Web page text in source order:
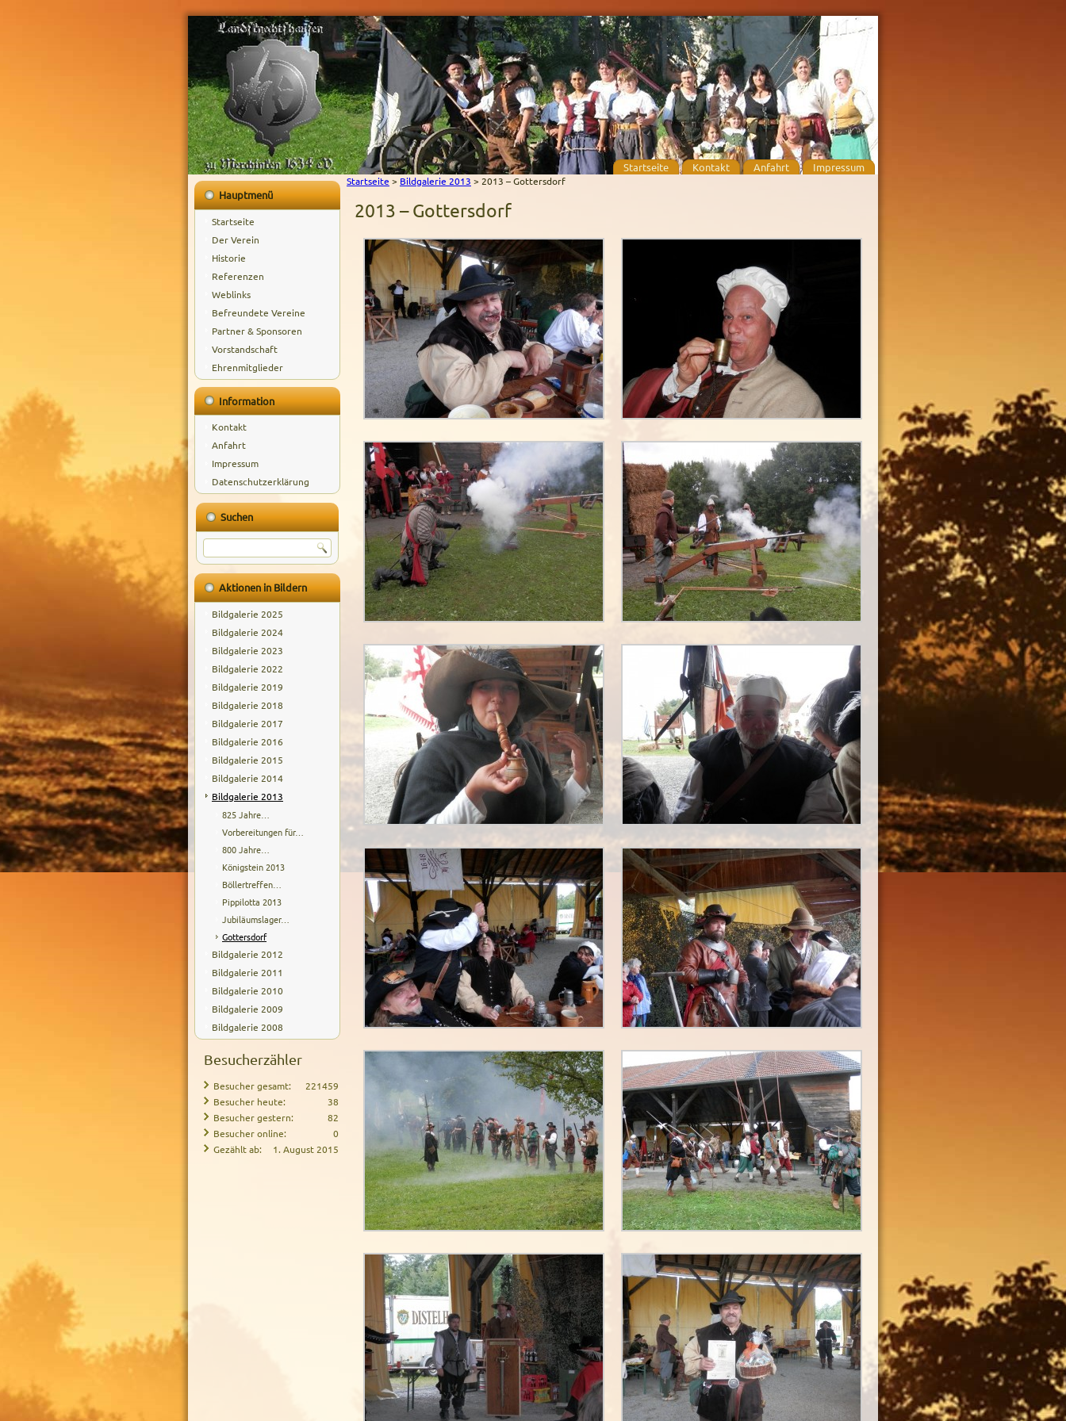
Startseite Kontakt Anfahrt Impressum
Hauptmenü
Startseite
Der Verein
Historie
Referenzen
Weblinks
Befreundete Vereine
Partner & Sponsoren
Vorstandschaft
Ehrenmitglieder
Information
Kontakt
Anfahrt
Impressum
Datenschutzerklärung
Suchen
Aktionen in Bildern
Bildgalerie 2025
Bildgalerie 2024
Bildgalerie 2023
Bildgalerie 2022
Bildgalerie 2019
Bildgalerie 2018
Bildgalerie 2017
Bildgalerie 2016
Bildgalerie 2015
Bildgalerie 2014
Bildgalerie 2013
825 Jahre…
Vorbereitungen für…
800 Jahre…
Königstein 2013
Böllertreffen…
Pippilotta 2013
Jubiläumslager…
Gottersdorf
Bildgalerie 2012
Bildgalerie 2011
Bildgalerie 2010
Bildgalerie 2009
Bildgalerie 2008
Besucherzähler
221459
Besucher gesamt:
38
Besucher heute:
82
Besucher gestern:
0
Besucher online:
1. August 2015
Gezählt ab:
Startseite > Bildgalerie 2013 > 2013 – Gottersdorf
2013 – Gottersdorf